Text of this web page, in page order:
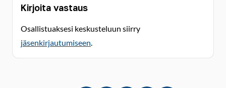
Kirjoita vastaus
Osallistuaksesi keskusteluun siirry
jäsenkirjautumiseen.